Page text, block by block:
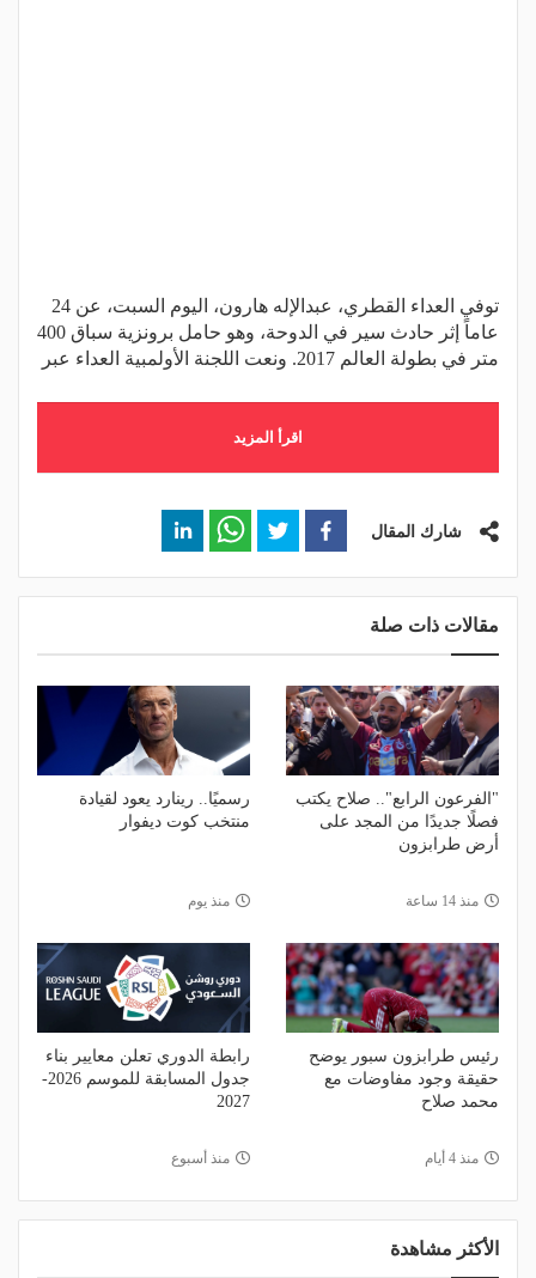
توفي العداء القطري، عبدالإله هارون، اليوم السبت، عن 24
عاماً إثر حادث سير في الدوحة، وهو حامل برونزية سباق 400
متر في بطولة العالم 2017. ونعت اللجنة الأولمبية العداء عبر
اقرأ المزيد
شارك المقال
مقالات ذات صلة
"الفرعون الرابع".. صلاح يكتب
فصلًا جديدًا من المجد على
أرض طرابزون
منذ 14 ساعة
رسميًا.. رينارد يعود لقيادة
منتخب كوت ديفوار
منذ يوم
رئيس طرابزون سبور يوضح
حقيقة وجود مفاوضات مع
محمد صلاح
منذ 4 أيام
رابطة الدوري تعلن معايير بناء
جدول المسابقة للموسم 2026-
2027
منذ أسبوع
الأكثر مشاهدة